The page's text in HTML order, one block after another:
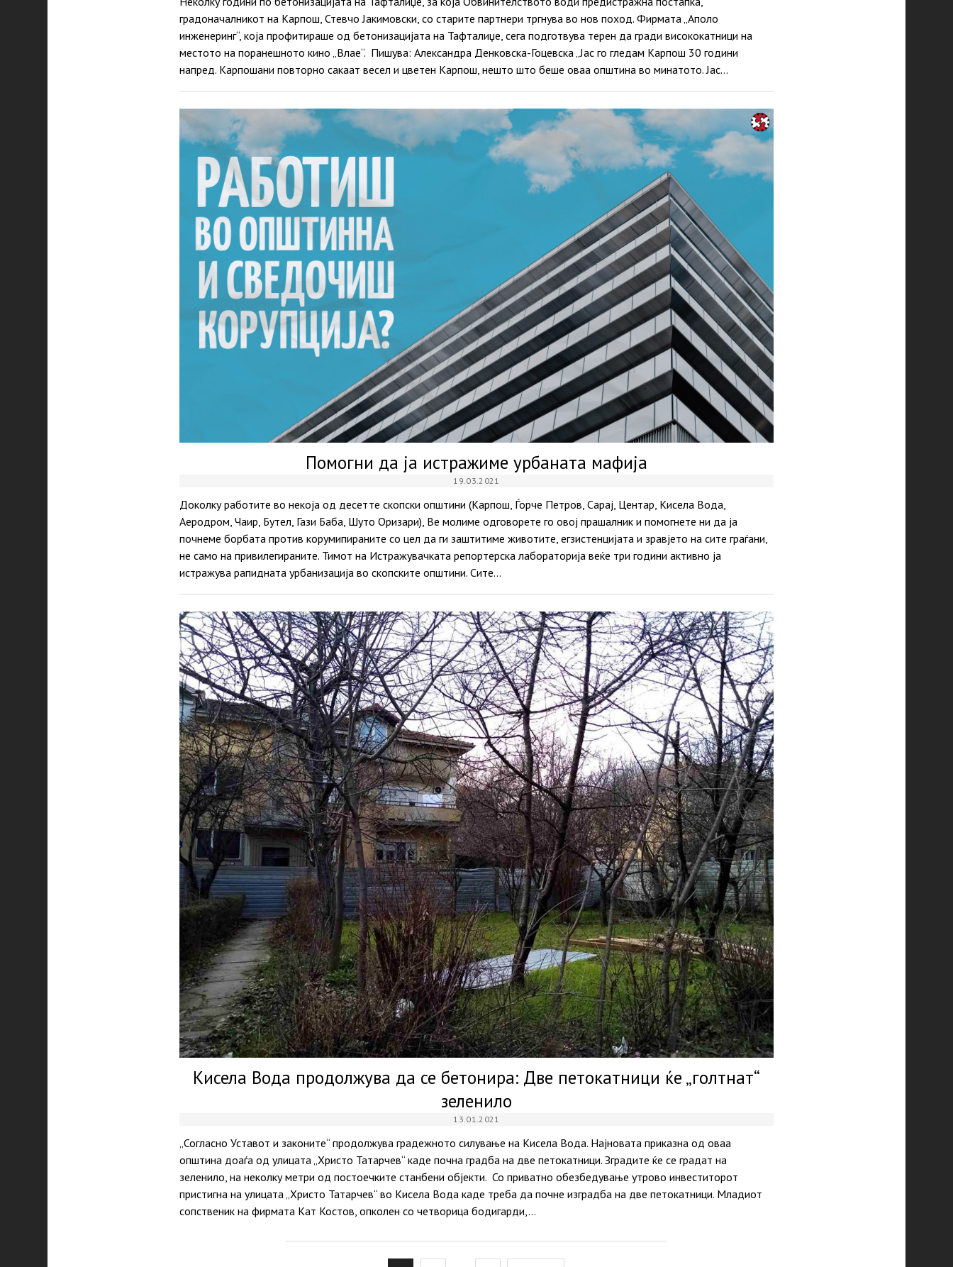
градоначалникот на Карпош, Стевчо Јакимовски, со старите партнери тргнува во нов поход. Фирмата „Аполо
инженеринг“, која профитираше од бетонизацијата на Тафталиџе, сега подготвува терен да гради висококатници на
местото на поранешното кино „Влае“. Пишува: Александра Денковска-Гоцевска „Јас го гледам Карпош 30 години
напред. Карпошани повторно сакаат весел и цветен Карпош, нешто што беше оваа општина во минатото. Јас…
Помогни да ја истражиме урбаната мафија
19.03.2021
Доколку работите во некоја од десетте скопски општини (Карпош, Ѓорче Петров, Сарај, Центар, Кисела Вода,
Аеродром, Чаир, Бутел, Гази Баба, Шуто Оризари), Ве молиме одговорете го овој прашалник и помогнете ни да ја
почнеме борбата против корумипираните со цел да ги заштитиме животите, егзистенцијата и зравјето на сите граѓани,
не само на привилегираните. Тимот на Истражувачката репортерска лабораторија веќе три години активно ја
истражува рапидната урбанизација во скопските општини. Сите…
Кисела Вода продолжува да се бетонира: Две петокатници ќе „голтнат“
зеленило
13.01.2021
„Согласно Уставот и законите“ продолжува градежното силување на Кисела Вода. Најновата приказна од оваа
општина доаѓа од улицата „Христо Татарчев“ каде почна градба на две петокатници. Зградите ќе се градат на
зеленило, на неколку метри од постоечките станбени објекти. Со приватно обезбедување утрово инвеститорот
пристигна на улицата „Христо Татарчев“ во Кисела Вода каде треба да почне изградба на две петокатници. Младиот
сопственик на фирмата Кат Костов, опколен со четворица бодигарди,…